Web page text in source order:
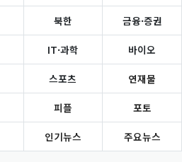
북한 금융·증권
IT·과학 바이오
스포츠 연재물
피플 포토
인기뉴스 주요뉴스